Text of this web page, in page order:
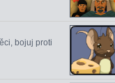
bojuj proti